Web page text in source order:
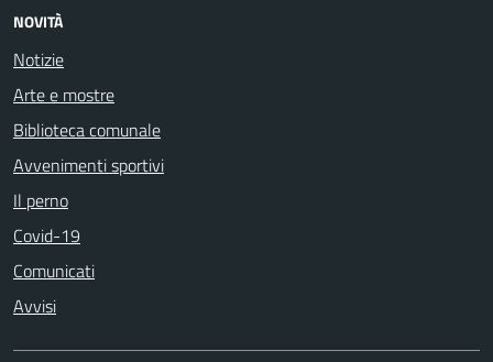
NOVITÀ
Notizie
Arte e mostre
Biblioteca comunale
Avvenimenti sportivi
Il perno
Covid-19
Comunicati
Avvisi